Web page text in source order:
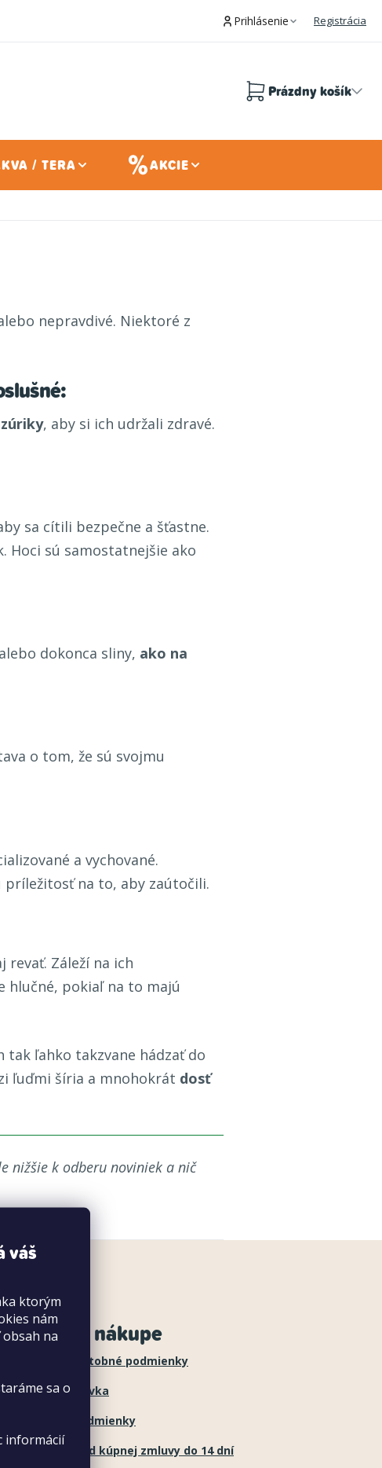
váš
ktorým
nám
na
sa o
informácií
Prihlásenie Registrácia
Prázdny košík
/ TERA AKCIE
nepravdivé. Niektoré z
, aby si ich udržali zdravé.
sa cítili bezpečne a šťastne.
Hoci sú samostatnejšie ako
dokonca sliny, ako na
o tom, že sú svojmu
a vychované.
príležitosť na to, aby zaútočili.
revať. Záleží na ich
hlučné, pokiaľ na to majú
tak ľahko takzvane hádzať do
ľuďmi šíria a mnohokrát dosť
nižšie k odberu noviniek a nič
Všetko o nákupe
Dodacie a platobné podmienky
Moja objednávka
Obchodné podmienky
Odstúpenie od kúpnej zmluvy do 14 dní